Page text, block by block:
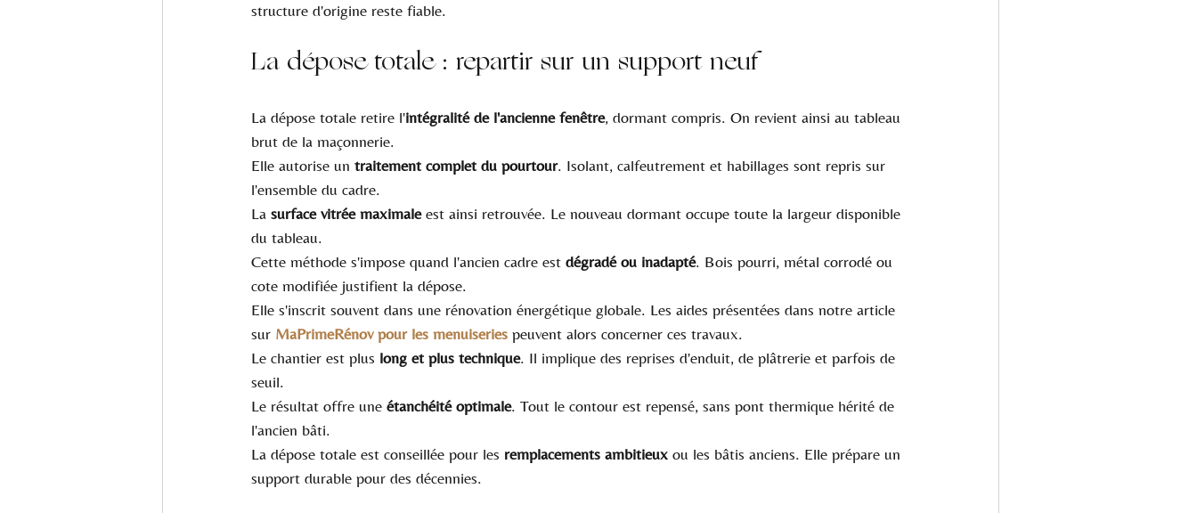
structure d'origine reste fiable.
La dépose totale : repartir sur un support neuf
La dépose totale retire l'intégralité de l'ancienne fenêtre, dormant compris. On revient ainsi au tableau
brut de la maçonnerie.
Elle autorise un traitement complet du pourtour. Isolant, calfeutrement et habillages sont repris sur
l'ensemble du cadre.
La surface vitrée maximale est ainsi retrouvée. Le nouveau dormant occupe toute la largeur disponible
du tableau.
Cette méthode s'impose quand l'ancien cadre est dégradé ou inadapté. Bois pourri, métal corrodé ou
cote modifiée justifient la dépose.
Elle s'inscrit souvent dans une rénovation énergétique globale. Les aides présentées dans notre article
sur MaPrimeRénov pour les menuiseries peuvent alors concerner ces travaux.
Le chantier est plus long et plus technique. Il implique des reprises d'enduit, de plâtrerie et parfois de
seuil.
Le résultat offre une étanchéité optimale. Tout le contour est repensé, sans pont thermique hérité de
l'ancien bâti.
La dépose totale est conseillée pour les remplacements ambitieux ou les bâtis anciens. Elle prépare un
support durable pour des décennies.